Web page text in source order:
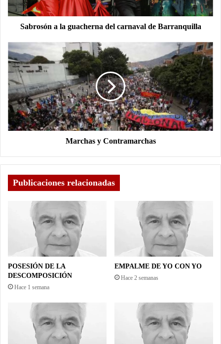
Sabrosón a la guacherna del carnaval de Barranquilla
Marchas y Contramarchas
Publicaciones relacionadas
POSESIÓN DE LA
DESCOMPOSICIÓN
Hace 1 semana
EMPALME DE YO CON YO
Hace 2 semanas